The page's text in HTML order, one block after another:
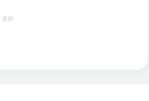
条例